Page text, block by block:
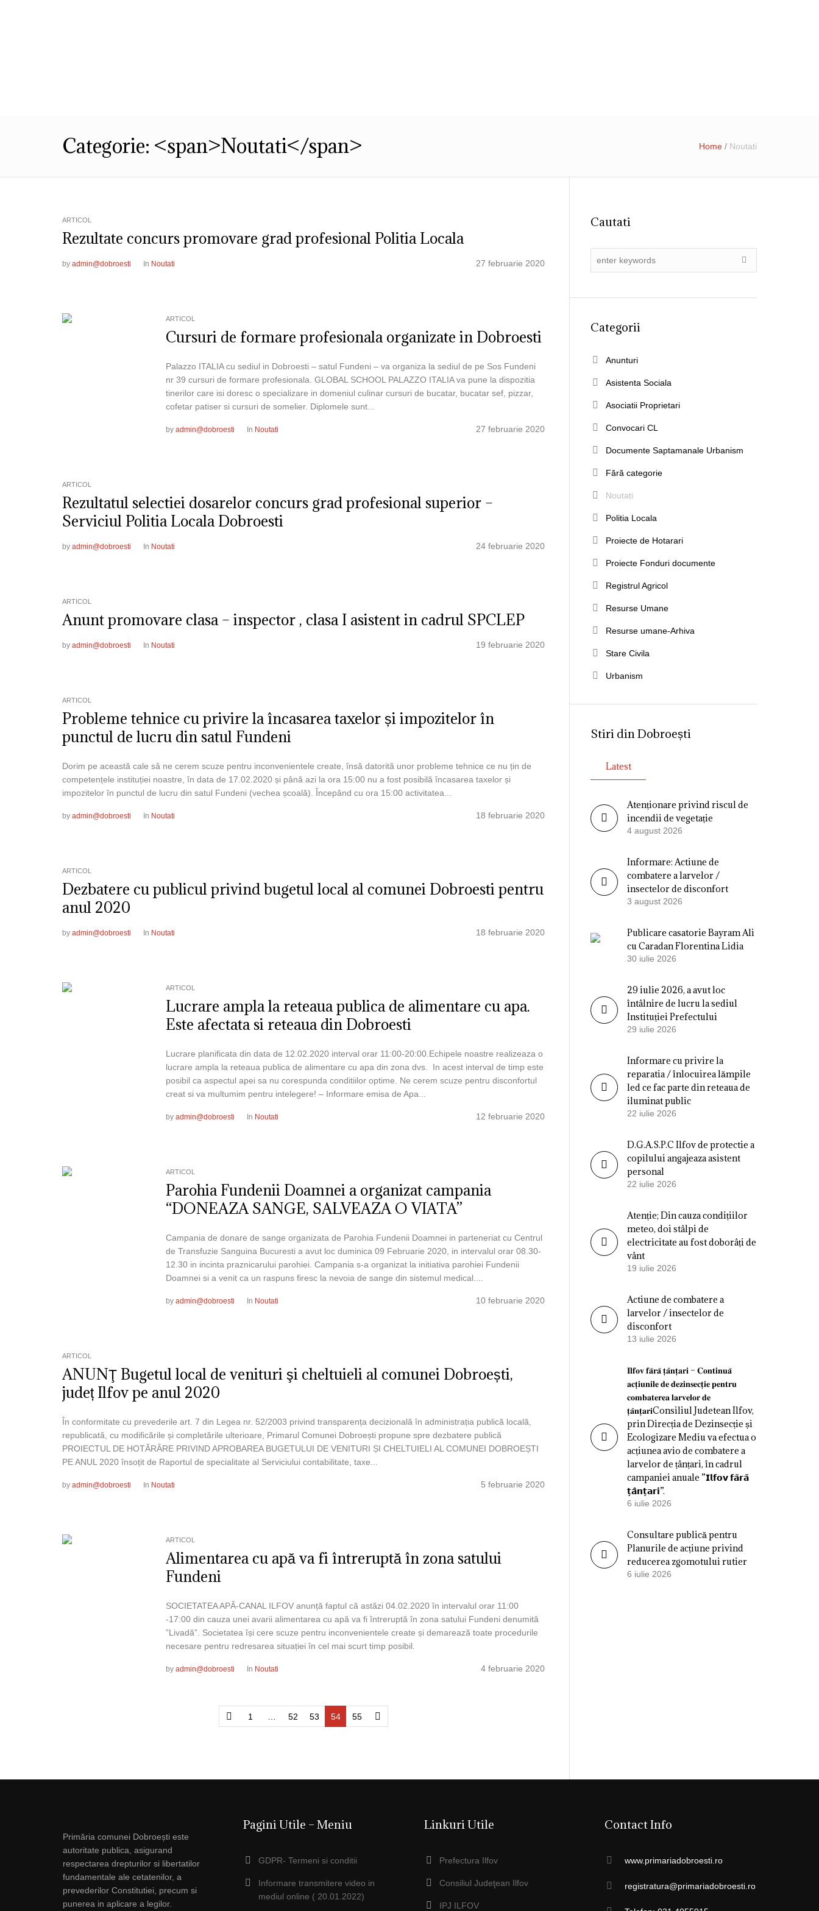
Categorie: <span>Noutati</span> Home / Noutati
ARTICOL
Rezultate concurs promovare grad profesional Politia Locala
27 februarie 2020
by admin@dobroesti In Noutati
ARTICOL
Cursuri de formare profesionala organizate in Dobroesti
Palazzo ITALIA cu sediul in Dobroesti – satul Fundeni – va organiza la sediul de pe Sos Fundeni
nr 39 cursuri de formare profesionala. GLOBAL SCHOOL PALAZZO ITALIA va pune la dispozitia
tinerilor care isi doresc o specializare in domeniul culinar cursuri de bucatar, bucatar sef, pizzar,
cofetar patiser si cursuri de somelier. Diplomele sunt...
27 februarie 2020
by admin@dobroesti In Noutati
ARTICOL
Rezultatul selectiei dosarelor concurs grad profesional superior –
Serviciul Politia Locala Dobroesti
24 februarie 2020
by admin@dobroesti In Noutati
ARTICOL
Anunt promovare clasa – inspector , clasa I asistent in cadrul SPCLEP
19 februarie 2020
by admin@dobroesti In Noutati
ARTICOL
Probleme tehnice cu privire la încasarea taxelor și impozitelor în
punctul de lucru din satul Fundeni
Dorim pe această cale să ne cerem scuze pentru inconvenientele create, însă datorită unor probleme tehnice ce nu țin de
competențele instituției noastre, în data de 17.02.2020 și până azi la ora 15:00 nu a fost posibilă încasarea taxelor și
impozitelor în punctul de lucru din satul Fundeni (vechea școală). Începând cu ora 15:00 activitatea...
18 februarie 2020
by admin@dobroesti In Noutati
ARTICOL
Dezbatere cu publicul privind bugetul local al comunei Dobroesti pentru
anul 2020
18 februarie 2020
by admin@dobroesti In Noutati
ARTICOL
Lucrare ampla la reteaua publica de alimentare cu apa.
Este afectata si reteaua din Dobroesti
Lucrare planificata din data de 12.02.2020 interval orar 11:00-20:00.Echipele noastre realizeaza o
lucrare ampla la reteaua publica de alimentare cu apa din zona dvs. In acest interval de timp este
posibil ca aspectul apei sa nu corespunda conditiilor optime. Ne cerem scuze pentru disconfortul
creat si va multumim pentru intelegere! – Informare emisa de Apa...
12 februarie 2020
by admin@dobroesti In Noutati
ARTICOL
Parohia Fundenii Doamnei a organizat campania
“DONEAZA SANGE, SALVEAZA O VIATA”
Campania de donare de sange organizata de Parohia Fundenii Doamnei in parteneriat cu Centrul
de Transfuzie Sanguina Bucuresti a avut loc duminica 09 Februarie 2020, in intervalul orar 08.30-
12.30 in incinta praznicarului parohiei. Campania s-a organizat la initiativa parohiei Fundenii
Doamnei si a venit ca un raspuns firesc la nevoia de sange din sistemul medical....
10 februarie 2020
by admin@dobroesti In Noutati
ARTICOL
ANUNŢ Bugetul local de venituri şi cheltuieli al comunei Dobroești,
județ Ilfov pe anul 2020
În conformitate cu prevederile art. 7 din Legea nr. 52/2003 privind transparența decizională în administrația publică locală,
republicată, cu modificările și completările ulterioare, Primarul Comunei Dobroești propune spre dezbatere publică
PROIECTUL DE HOTĂRÂRE PRIVIND APROBAREA BUGETULUI DE VENITURI ȘI CHELTUIELI AL COMUNEI DOBROEȘTI
PE ANUL 2020 însoțit de Raportul de specialitate al Serviciului contabilitate, taxe...
5 februarie 2020
by admin@dobroesti In Noutati
ARTICOL
Alimentarea cu apă va fi întreruptă în zona satului
Fundeni
SOCIETATEA APĂ-CANAL ILFOV anunță faptul că astăzi 04.02.2020 în intervalul orar 11:00
-17:00 din cauza unei avarii alimentarea cu apă va fi întreruptă în zona satului Fundeni denumită
”Livadă”. Societatea își cere scuze pentru inconvenientele create și demarează toate procedurile
necesare pentru redresarea situației în cel mai scurt timp posibil.
4 februarie 2020
by admin@dobroesti In Noutati
1 52 53 54 55
Cautati
Categorii
Anunturi
Asistenta Sociala
Asociatii Proprietari
Convocari CL
Documente Saptamanale Urbanism
Fără categorie
Noutati
Politia Locala
Proiecte de Hotarari
Proiecte Fonduri documente
Registrul Agricol
Resurse Umane
Resurse umane-Arhiva
Stare Civila
Urbanism
Stiri din Dobroești
Latest
Atenționare privind riscul de
incendii de vegetație
4 august 2026
Informare: Actiune de
combatere a larvelor /
insectelor de disconfort
3 august 2026
Publicare casatorie Bayram Ali
cu Caradan Florentina Lidia
30 iulie 2026
29 iulie 2026, a avut loc
întâlnire de lucru la sediul
Instituției Prefectului
29 iulie 2026
Informare cu privire la
reparatia / înlocuirea lămpile
led ce fac parte din reteaua de
iluminat public
22 iulie 2026
D.G.A.S.P.C Ilfov de protectie a
copilului angajeaza asistent
personal
22 iulie 2026
Atenție; Din cauza condițiilor
meteo, doi stâlpi de
electricitate au fost doborâți de
vânt
19 iulie 2026
Actiune de combatere a
larvelor / insectelor de
disconfort
13 iulie 2026
𝐈𝐥𝐟𝐨𝐯 𝐟𝐚̆𝐫𝐚̆ 𝐭̦𝐚̂𝐧𝐭̦𝐚𝐫𝐢 – 𝐂𝐨𝐧𝐭𝐢𝐧𝐮𝐚̆
𝐚𝐜𝐭̦𝐢𝐮𝐧𝐢𝐥𝐞 𝐝𝐞 𝐝𝐞𝐳𝐢𝐧𝐬𝐞𝐜𝐭̦𝐢𝐞 𝐩𝐞𝐧𝐭𝐫𝐮
𝐜𝐨𝐦𝐛𝐚𝐭𝐞𝐫𝐞𝐚 𝐥𝐚𝐫𝐯𝐞𝐥𝐨𝐫 𝐝𝐞
𝐭̦𝐚̂𝐧𝐭̦𝐚𝐫𝐢Consiliul Judetean Ilfov,
prin Direcția de Dezinsecție și
Ecologizare Mediu va efectua o
acțiunea avio de combatere a
larvelor de țânțari, în cadrul
campaniei anuale ”𝗜𝗹𝗳𝗼𝘃 𝗳𝗮̆𝗿𝗮̆
𝘁̦𝗮̂𝗻𝘁̦𝗮𝗿𝗶”.
6 iulie 2026
Consultare publică pentru
Planurile de acțiune privind
reducerea zgomotului rutier
6 iulie 2026
Primăria comunei Dobroești este
autoritate publica, asigurand
respectarea drepturilor si libertatilor
fundamentale ale cetatenilor, a
prevederilor Constitutiei, precum si
punerea in aplicare a legilor.
Pagini Utile – Meniu
GDPR- Termeni si conditii
Informare transmitere video in
mediul online ( 20.01.2022)
Linkuri Utile
Prefectura Ilfov
Consiliul Judeţean Ilfov
IPJ ILFOV
Contact Info
www.primariadobroesti.ro
registratura@primariadobroesti.ro